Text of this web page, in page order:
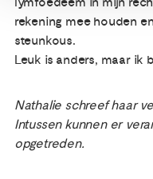
rekening mee houden
steunkous.
Leuk is anders, maar ik
Nathalie schreef haar
Intussen kunnen er
opgetreden.